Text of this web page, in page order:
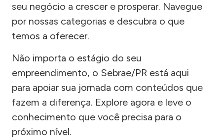
seu negócio a crescer e prosperar. Navegue
por nossas categorias e descubra o que
temos a oferecer.
Não importa o estágio do seu
empreendimento, o Sebrae/PR está aqui
para apoiar sua jornada com conteúdos que
fazem a diferença. Explore agora e leve o
conhecimento que você precisa para o
próximo nível.